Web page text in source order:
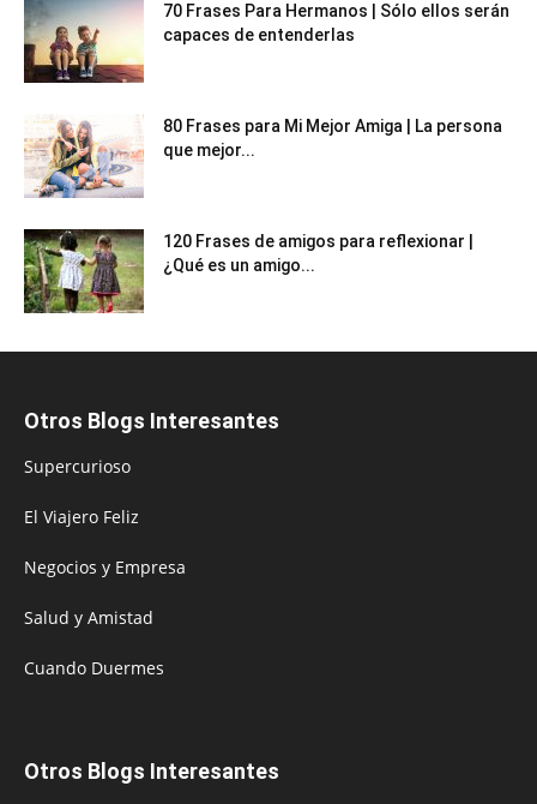
70 Frases Para Hermanos | Sólo ellos serán
capaces de entenderlas
80 Frases para Mi Mejor Amiga | La persona
que mejor...
120 Frases de amigos para reflexionar |
¿Qué es un amigo...
Otros Blogs Interesantes
Supercurioso
El Viajero Feliz
Negocios y Empresa
Salud y Amistad
Cuando Duermes
Otros Blogs Interesantes